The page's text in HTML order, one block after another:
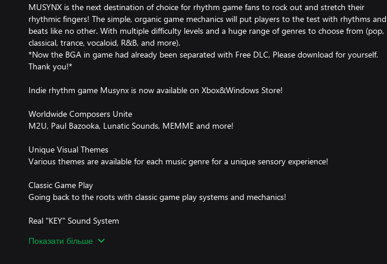
MUSYNX is the next destination of choice for rhythm game fans to rock out and stretch their
rhythmic fingers! The simple, organic game mechanics will put players to the test with rhythms and
beats like no other. With multiple difficulty levels and a huge range of genres to choose from (pop,
classical, trance, vocaloid, R&B, and more).
*Now the BGA in game had already been separated with Free DLC, Please download for yourself.
Thank you!*
Indie rhythm game Musynx is now available on Xbox&Windows Store!
Worldwide Composers Unite
M2U, Paul Bazooka, Lunatic Sounds, MEMME and more!
Unique Visual Themes
Various themes are available for each music genre for a unique sensory experience!
Classic Game Play
Going back to the roots with classic game play systems and mechanics!
Real "KEY" Sound System
Показати більше